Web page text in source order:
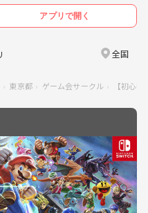
アプリで開く
全国
東京都 ゲーム会サークル 【初心